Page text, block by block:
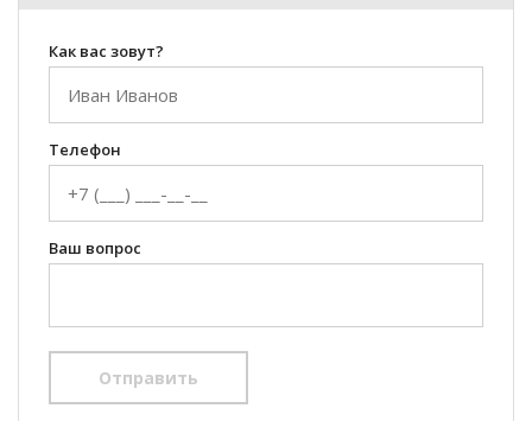
Как вас зовут?
Телефон
Ваш вопрос
Отправить